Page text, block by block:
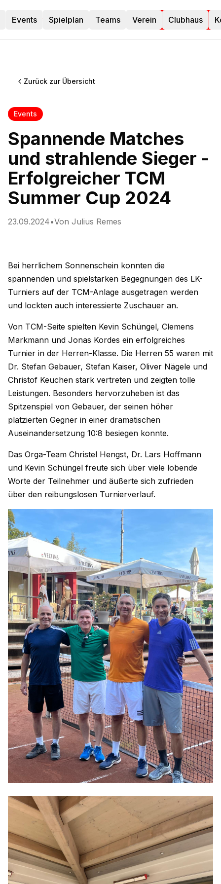
TC Menden
Events Spielplan Teams Verein Clubhaus
Platz buchen
Zurück zur Übersicht
Events
Spannende Matches
und strahlende Sieger -
Erfolgreicher TCM
Summer Cup 2024
23.09.2024•Von Julius Remes
Bei herrlichem Sonnenschein konnten die
spannenden und spielstarken Begegnungen des LK-
Turniers auf der TCM-Anlage ausgetragen werden
und lockten auch interessierte Zuschauer an.
Von TCM-Seite spielten Kevin Schüngel, Clemens
Markmann und Jonas Kordes ein erfolgreiches
Turnier in der Herren-Klasse. Die Herren 55 waren mit
Dr. Stefan Gebauer, Stefan Kaiser, Oliver Nägele und
Christof Keuchen stark vertreten und zeigten tolle
Leistungen. Besonders hervorzuheben ist das
Spitzenspiel von Gebauer, der seinen höher
platzierten Gegner in einer dramatischen
Auseinandersetzung 10:8 besiegen konnte.
Das Orga-Team Christel Hengst, Dr. Lars Hoffmann
und Kevin Schüngel freute sich über viele lobende
Worte der Teilnehmer und äußerte sich zufrieden
über den reibungslosen Turnierverlauf.